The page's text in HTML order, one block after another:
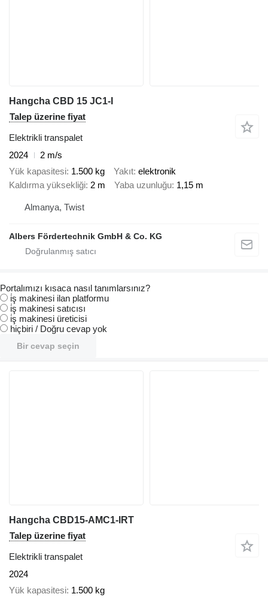
Hangcha CBD 15 JC1-I
Talep üzerine fiyat
Elektrikli transpalet
2024
2 m/s
Yük kapasitesi 1.500 kg Yakıt elektronik
Kaldırma yüksekliği 2 m Yaba uzunluğu 1,15 m
Almanya, Twist
Albers Fördertechnik GmbH & Co. KG
Portalımızı kısaca nasıl tanımlarsınız?
i̇ş makinesi ilan platformu
i̇ş makinesi satıcısı
i̇ş makinesi üreticisi
hiçbiri / Doğru cevap yok
Bir cevap seçin
Hangcha CBD15-AMC1-IRT
Talep üzerine fiyat
Elektrikli transpalet
2024
Yük kapasitesi 1.500 kg